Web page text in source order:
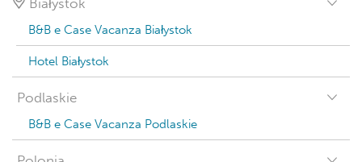
Białystok
B&B e Case Vacanza Białystok
Hotel Białystok
Podlaskie
B&B e Case Vacanza Podlaskie